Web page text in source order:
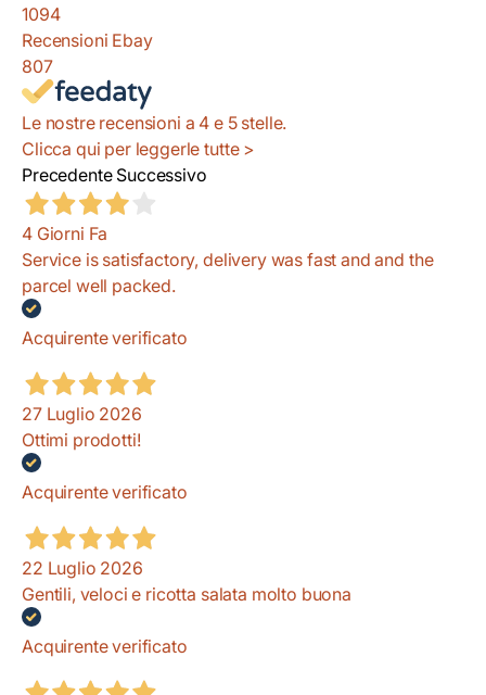
1094
Recensioni Ebay
807
Le nostre recensioni a 4 e 5 stelle.
Clicca qui per leggerle tutte >
Precedente Successivo
4 Giorni Fa
Service is satisfactory, delivery was fast and and the
parcel well packed.
Acquirente verificato
27 Luglio 2026
Ottimi prodotti!
Acquirente verificato
22 Luglio 2026
Gentili, veloci e ricotta salata molto buona
Acquirente verificato